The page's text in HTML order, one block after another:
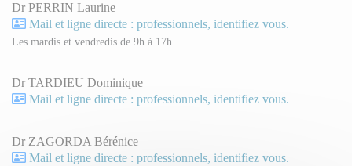
Dr PERRIN Laurine
Mail et ligne directe : professionnels, identifiez vous.
Les mardis et vendredis de 9h à 17h
Dr TARDIEU Dominique
Mail et ligne directe : professionnels, identifiez vous.
Dr ZAGORDA Bérénice
Mail et ligne directe : professionnels, identifiez vous.